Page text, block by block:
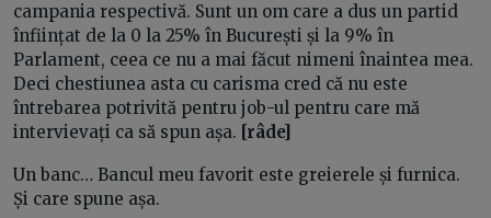
campania respectivă. Sunt un om care a dus un partid
înființat de la 0 la 25% în București și la 9% în
Parlament, ceea ce nu a mai făcut nimeni înaintea mea.
Deci chestiunea asta cu carisma cred că nu este
întrebarea potrivită pentru job-ul pentru care mă
intervievați ca să spun așa. [râde]
Un banc… Bancul meu favorit este greierele și furnica.
Și care spune așa.